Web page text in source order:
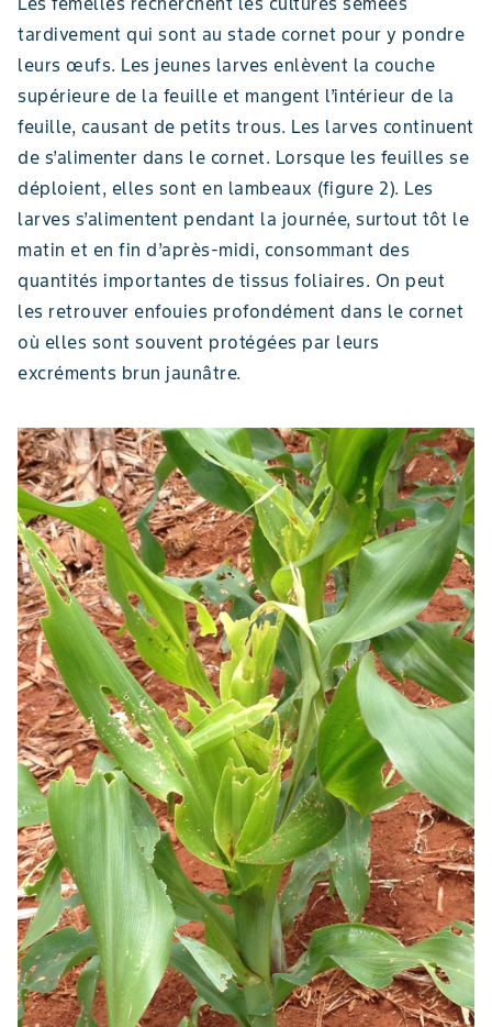
tardivement qui sont au stade cornet pour y pondre
leurs œufs. Les jeunes larves enlèvent la couche
supérieure de la feuille et mangent l’intérieur de la
feuille, causant de petits trous. Les larves continuent
de s’alimenter dans le cornet. Lorsque les feuilles se
déploient, elles sont en lambeaux (figure 2). Les
larves s’alimentent pendant la journée, surtout tôt le
matin et en fin d’après-midi, consommant des
quantités importantes de tissus foliaires. On peut
les retrouver enfouies profondément dans le cornet
où elles sont souvent protégées par leurs
excréments brun jaunâtre.